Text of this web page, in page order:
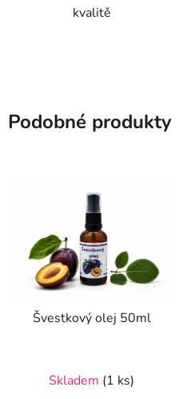
kvalitě
Podobné produkty
Švestkový olej 50ml
hodnocení
Skladem (1 ks)